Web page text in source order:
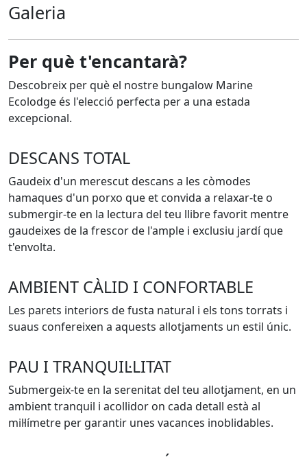
Galeria
Per què t'encantarà?
Descobreix per què el nostre bungalow Marine
Ecolodge és l'elecció perfecta per a una estada
excepcional.
DESCANS TOTAL
Gaudeix d'un merescut descans a les còmodes
hamaques d'un porxo que et convida a relaxar-te o
submergir-te en la lectura del teu llibre favorit mentre
gaudeixes de la frescor de l'ample i exclusiu jardí que
t'envolta.
AMBIENT CÀLID I CONFORTABLE
Les parets interiors de fusta natural i els tons torrats i
suaus confereixen a aquests allotjaments un estil únic.
PAU I TRANQUIL·LITAT
Submergeix-te en la serenitat del teu allotjament, en un
ambient tranquil i acollidor on cada detall està al
mil·límetre per garantir unes vacances inoblidables.